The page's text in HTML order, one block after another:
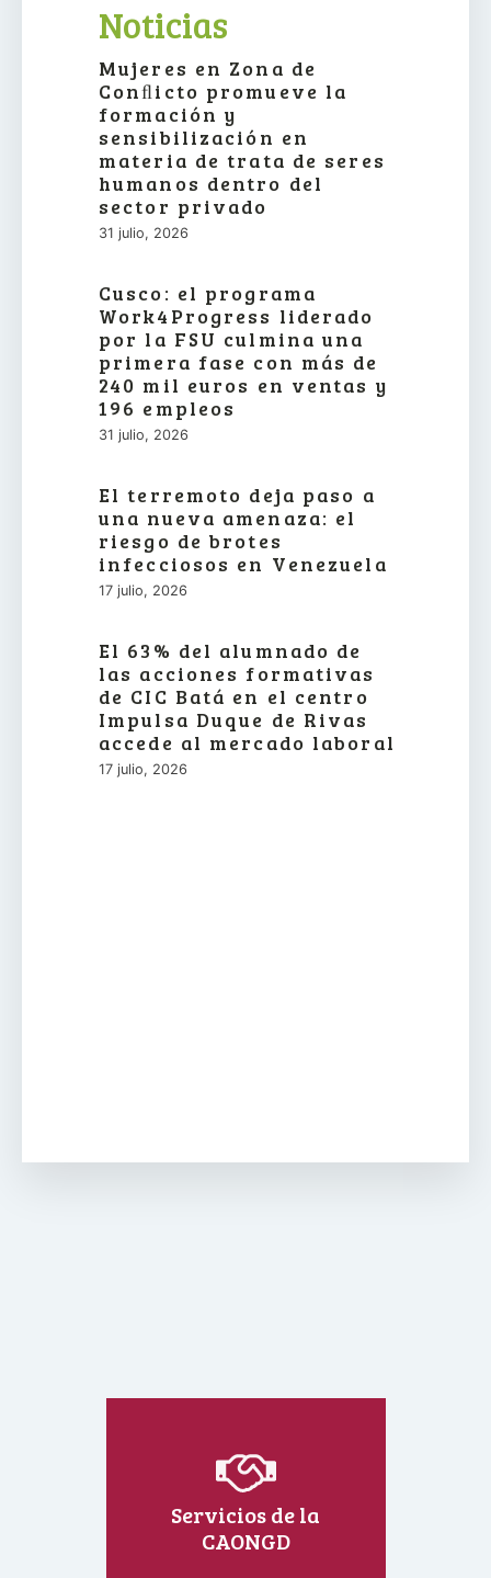
Noticias
Mujeres en Zona de
Conﬂicto promueve la
formación y
sensibilización en
materia de trata de seres
humanos dentro del
sector privado
31 julio, 2026
Cusco: el programa
Work4Progress liderado
por la FSU culmina una
primera fase con más de
240 mil euros en ventas y
196 empleos
31 julio, 2026
El terremoto deja paso a
una nueva amenaza: el
riesgo de brotes
infecciosos en Venezuela
17 julio, 2026
El 63% del alumnado de
las acciones formativas
de CIC Batá en el centro
Impulsa Duque de Rivas
accede al mercado laboral
17 julio, 2026
Servicios de la
CAONGD